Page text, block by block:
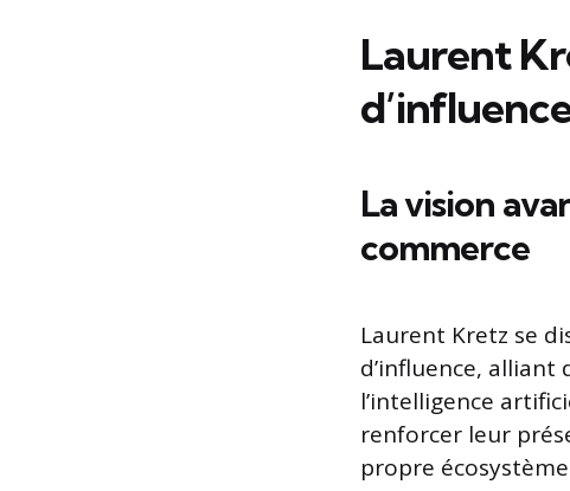
Laurent
La vision
commerce
Laurent Kretz se
d’influence,
l’intelligence
renforcer leur
propre